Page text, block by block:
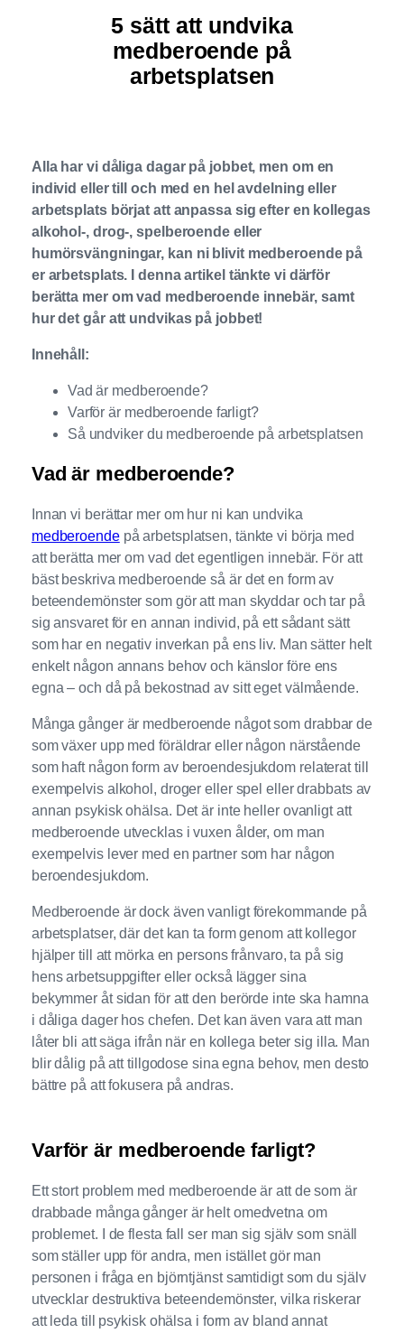
5 sätt att undvika
medberoende på
arbetsplatsen
Alla har vi dåliga dagar på jobbet, men om en
individ eller till och med en hel avdelning eller
arbetsplats börjat att anpassa sig efter en kollegas
alkohol-, drog-, spelberoende eller
humörsvängningar, kan ni blivit medberoende på
er arbetsplats. I denna artikel tänkte vi därför
berätta mer om vad medberoende innebär, samt
hur det går att undvikas på jobbet!
Innehåll:
Vad är medberoende?
Varför är medberoende farligt?
Så undviker du medberoende på arbetsplatsen
Vad är medberoende?
Innan vi berättar mer om hur ni kan undvika
medberoendepå arbetsplatsen, tänkte vi börja med
att berätta mer om vad det egentligen innebär. För att
bäst beskriva medberoende så är det en form av
beteendemönster som gör att man skyddar och tar på
sig ansvaret för en annan individ, på ett sådant sätt
som har en negativ inverkan på ens liv. Man sätter helt
enkelt någon annans behov och känslor före ens
egna – och då på bekostnad av sitt eget välmående.
Många gånger är medberoende något som drabbar de
som växer upp med föräldrar eller någon närstående
som haft någon form av beroendesjukdom relaterat till
exempelvis alkohol, droger eller spel eller drabbats av
annan psykisk ohälsa. Det är inte heller ovanligt att
medberoende utvecklas i vuxen ålder, om man
exempelvis lever med en partner som har någon
beroendesjukdom.
Medberoende är dock även vanligt förekommande på
arbetsplatser, där det kan ta form genom att kollegor
hjälper till att mörka en persons frånvaro, ta på sig
hens arbetsuppgifter eller också lägger sina
bekymmer åt sidan för att den berörde inte ska hamna
i dåliga dager hos chefen. Det kan även vara att man
låter bli att säga ifrån när en kollega beter sig illa. Man
blir dålig på att tillgodose sina egna behov, men desto
bättre på att fokusera på andras.
Varför är medberoende farligt?
Ett stort problem med medberoende är att de som är
drabbade många gånger är helt omedvetna om
problemet. I de flesta fall ser man sig själv som snäll
som ställer upp för andra, men istället gör man
personen i fråga en björntjänst samtidigt som du själv
utvecklar destruktiva beteendemönster, vilka riskerar
att leda till psykisk ohälsa i form av bland annat